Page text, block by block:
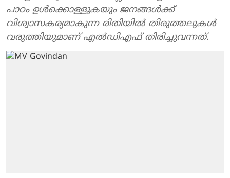
പാഠം ഉള്‍ക്കൊള്ളുകയും ജനങ്ങള്‍ക്ക്
വിശ്വാസകര്യമാകുന്ന രിതിയില്‍ തിരുത്തലുകള്‍
വരുത്തിയുമാണ് എല്‍ഡിഎഫ് തിരിച്ചുവന്നത്.